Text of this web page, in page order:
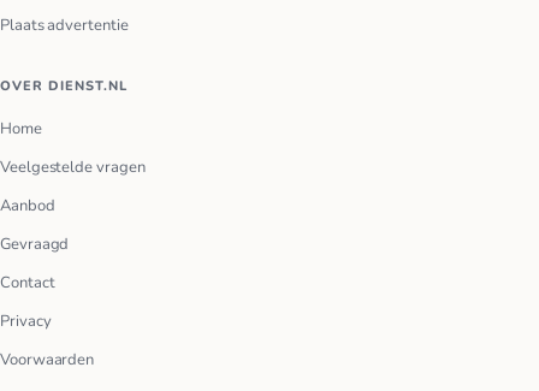
Plaats advertentie
OVER DIENST.NL
Home
Veelgestelde vragen
Aanbod
Gevraagd
Contact
Privacy
Voorwaarden